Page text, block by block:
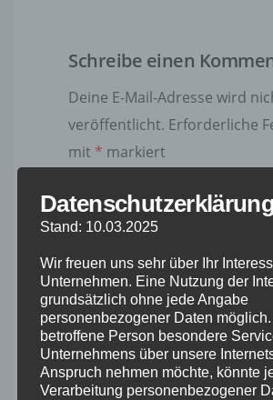
Schreibe einen
Deine E-Mail-Adresse wird
veröffentlicht. Erforderliche
mit * markiert
Kommentar*
Stand: 10.03.2025
Wir freuen uns sehr über Ihr
Unternehmen. Eine Nutzung der
grundsätzlich ohne jede Angabe
personenbezogener Daten
betroffene Person besondere
Unternehmens über unsere
Anspruch nehmen möchte, könnte
Verarbeitung personenbezogener